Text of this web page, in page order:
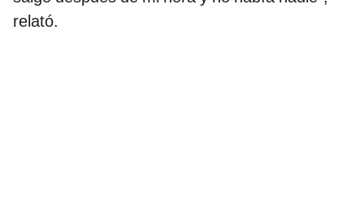
relató.